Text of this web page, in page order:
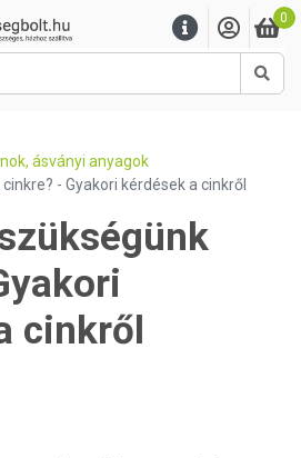
0
ásványi anyagok
- Gyakori kérdések a cinkről
cinkről